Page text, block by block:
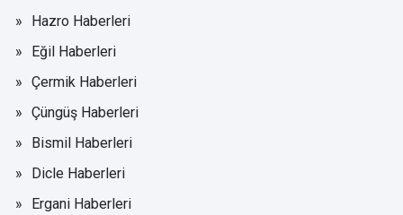
Hazro Haberleri
Eğil Haberleri
Çermik Haberleri
Çüngüş Haberleri
Bismil Haberleri
Dicle Haberleri
Ergani Haberleri